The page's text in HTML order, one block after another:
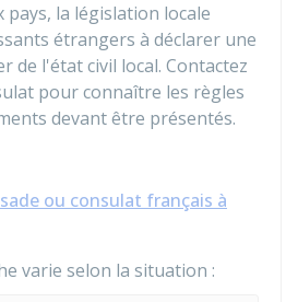
pays, la législation locale
étrangers à déclarer une
de l'état civil local. Contactez
pour connaître les règles
devant être présentés.
ou consulat français à
varie selon la situation :